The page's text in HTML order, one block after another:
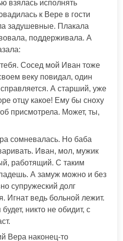
взялась исполнять
к Вере в гости
задушевные. Плакала
поддерживала. А
Сосед мой Иван тоже
веку повидал, один
А старший, уже
отцу какое! Ему бы сноху
присмотрела. Может, ты,
сомневалась. Но баба
Иван, мол, мужик
работящий. С таким
А замуж можно и без
супружеский долг
Игнат ведь больной лежит.
никто не обидит, с
Вера наконец-то